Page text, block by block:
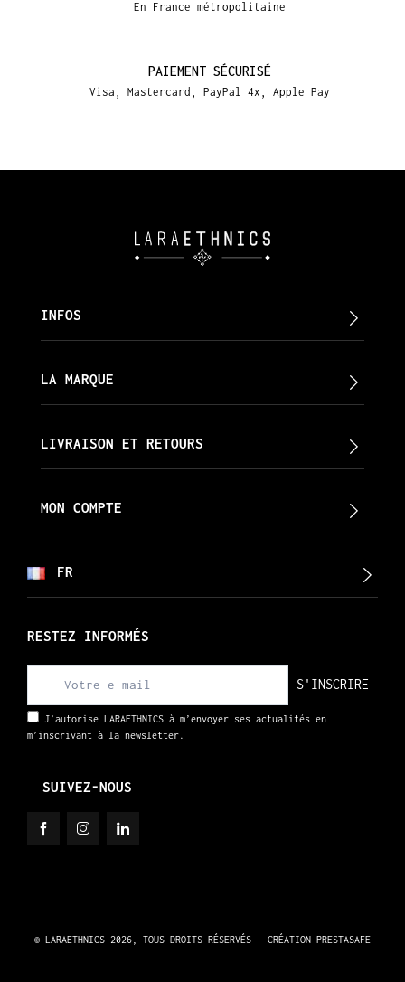
En France métropolitaine
PAIEMENT SÉCURISÉ
Visa, Mastercard, PayPal 4x, Apple Pay
INFOS
LA MARQUE
LIVRAISON ET RETOURS
MON COMPTE
FR
RESTEZ INFORMÉS
S'INSCRIRE
J’autorise LARAETHNICS à m’envoyer ses actualités en
m’inscrivant à la newsletter.
SUIVEZ-NOUS
© LARAETHNICS 2026, TOUS DROITS RÉSERVÉS - CRÉATION PRESTASAFE